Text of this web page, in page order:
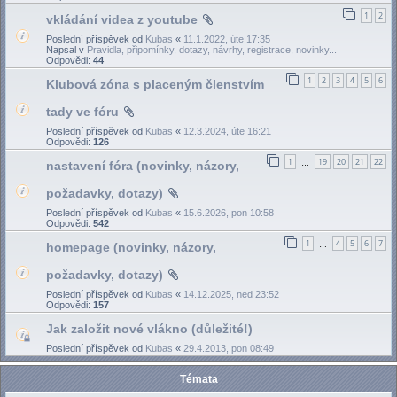
1 2
vkládání videa z youtube
Poslední příspěvek od Kubas « 11.1.2022, úte 17:35
Napsal v Pravidla, připomínky, dotazy, návrhy, registrace, novinky...
Odpovědi: 44
1 2 3 4 5 6
Klubová zóna s placeným členstvím
tady ve fóru
Poslední příspěvek od Kubas « 12.3.2024, úte 16:21
Odpovědi: 126
1 19 20 21 22
nastavení fóra (novinky, názory,
požadavky, dotazy)
Poslední příspěvek od Kubas « 15.6.2026, pon 10:58
Odpovědi: 542
1 4 5 6 7
homepage (novinky, názory,
požadavky, dotazy)
Poslední příspěvek od Kubas « 14.12.2025, ned 23:52
Odpovědi: 157
Jak založit nové vlákno (důležité!)
Poslední příspěvek od Kubas « 29.4.2013, pon 08:49
Témata